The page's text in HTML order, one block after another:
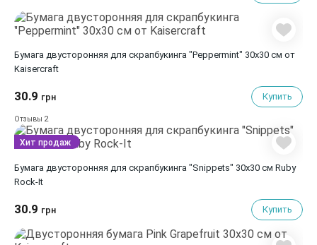
Бумага двусторонняя для скрапбукинга "Peppermint" 30х30 см от
Kaisercraft
30.9 грн Купить
Отзывы 2
Бумага двусторонняя для скрапбукинга "Snippets" 30х30 см Ruby
Rock-It
30.9 грн Купить
Хит продаж